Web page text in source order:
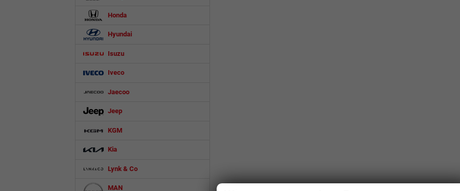
Honda
Hyundai
Isuzu
Iveco
Jaecoo
Jeep
KGM
Kia
Lynk & Co
MAN